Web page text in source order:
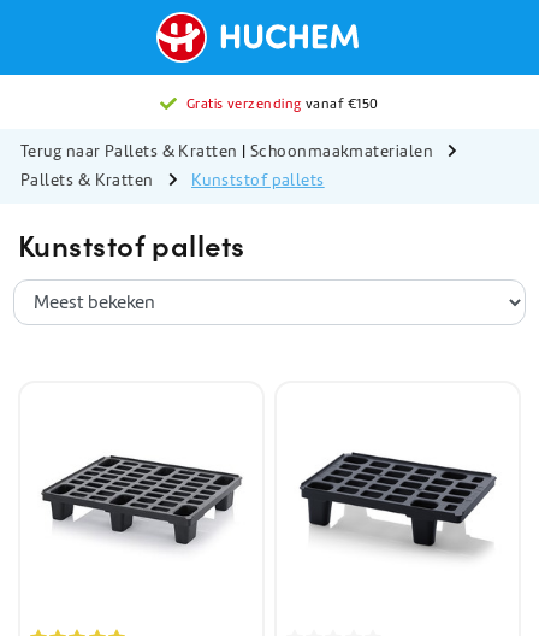
Gratis verzending vanaf €150
Terug naar Pallets & Kratten | Schoonmaakmaterialen
Pallets & Kratten
Kunststof pallets
Kunststof pallets